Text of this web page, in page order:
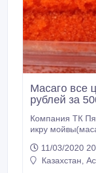
Масаго все
рублей за
Компания ТК
икру
, по цене 245
Федеральными
11/03/2020
Казахстан,